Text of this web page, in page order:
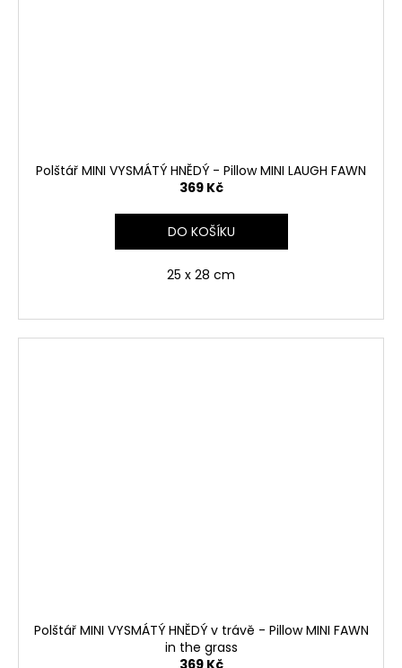
Polštář MINI VYSMÁTÝ HNĚDÝ - Pillow MINI LAUGH FAWN
369 Kč
DO KOŠÍKU
25 x 28 cm
Polštář MINI VYSMÁTÝ HNĚDÝ v trávě - Pillow MINI FAWN
in the grass
369 Kč